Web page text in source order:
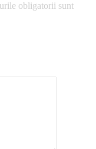
obligatorii sunt